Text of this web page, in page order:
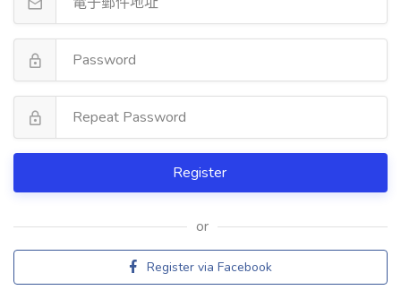
Register
or
Register via Facebook